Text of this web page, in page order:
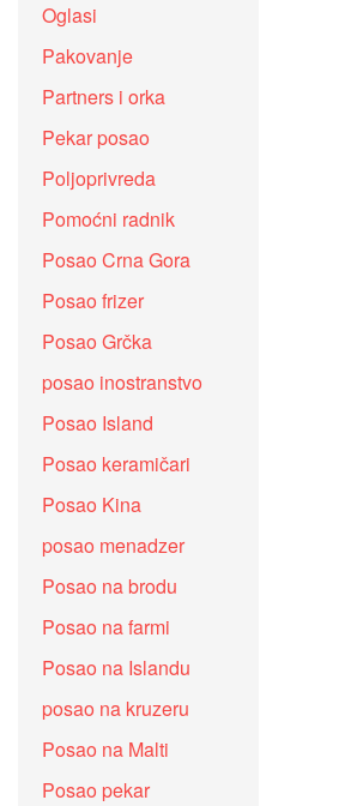
Oglasi
Pakovanje
Partners i orka
Pekar posao
Poljoprivreda
Pomoćni radnik
Posao Crna Gora
Posao frizer
Posao Grčka
posao inostranstvo
Posao Island
Posao keramičari
Posao Kina
posao menadzer
Posao na brodu
Posao na farmi
Posao na Islandu
posao na kruzeru
Posao na Malti
Posao pekar